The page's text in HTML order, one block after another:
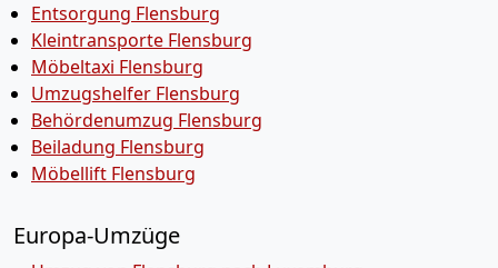
Entsorgung Flensburg
Kleintransporte Flensburg
Möbeltaxi Flensburg
Umzugshelfer Flensburg
Behördenumzug Flensburg
Beiladung Flensburg
Möbellift Flensburg
Europa-Umzüge